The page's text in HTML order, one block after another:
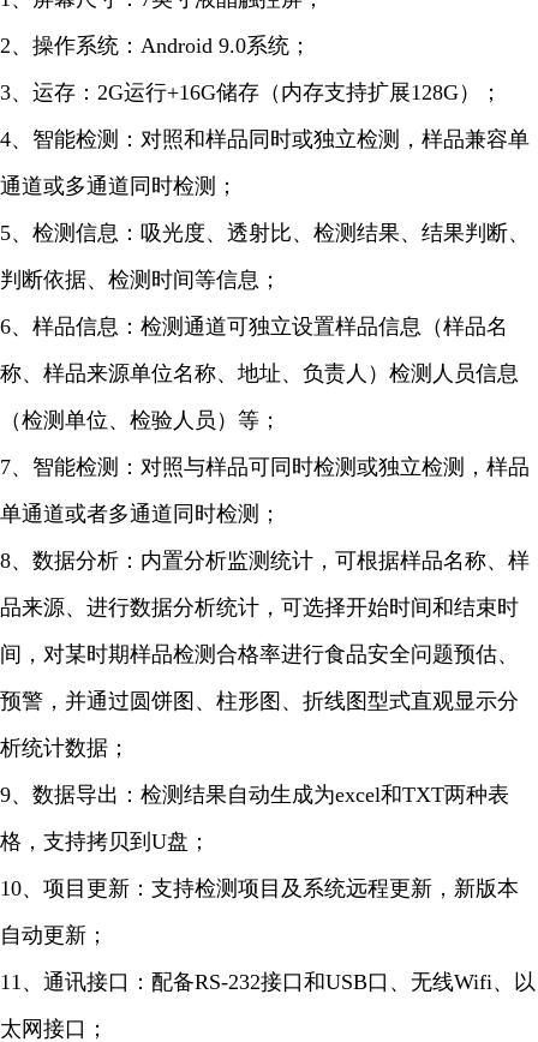
2、操作系统：Android 9.0系统；
3、运存：2G运行+16G储存（内存支持扩展128G）；
4、智能检测：对照和样品同时或独立检测，样品兼容单
通道或多通道同时检测；
5、检测信息：吸光度、透射比、检测结果、结果判断、
判断依据、检测时间等信息；
6、样品信息：检测通道可独立设置样品信息（样品名
称、样品来源单位名称、地址、负责人）检测人员信息
（检测单位、检验人员）等；
7、智能检测：对照与样品可同时检测或独立检测，样品
单通道或者多通道同时检测；
8、数据分析：内置分析监测统计，可根据样品名称、样
品来源、进行数据分析统计，可选择开始时间和结束时
间，对某时期样品检测合格率进行食品安全问题预估、
预警，并通过圆饼图、柱形图、折线图型式直观显示分
析统计数据；
9、数据导出：检测结果自动生成为excel和TXT两种表
格，支持拷贝到U盘；
10、项目更新：支持检测项目及系统远程更新，新版本
自动更新；
11、通讯接口：配备RS-232接口和USB口、无线Wifi、以
太网接口；